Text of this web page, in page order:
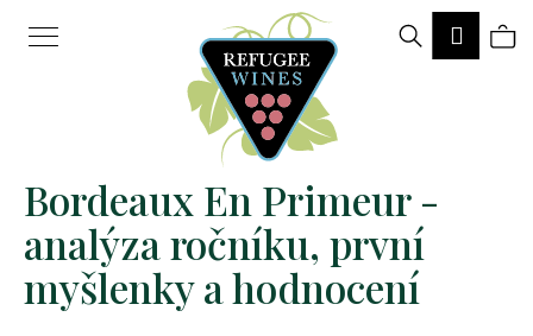
Hledat
Bordeaux En Primeur -
analýza ročníku, první
myšlenky a hodnocení
C
o
p